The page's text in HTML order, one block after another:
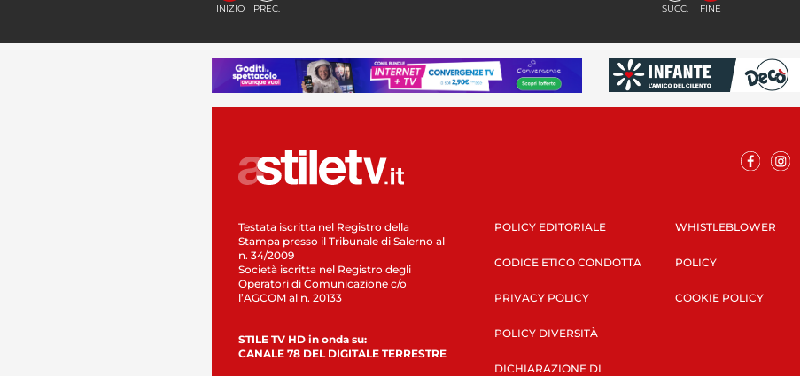
INIZIO PREC. SUCC. FINE
Testata iscritta nel Registro della
Stampa presso il Tribunale di Salerno al
n. 34/2009
Società iscritta nel Registro degli
Operatori di Comunicazione c/o
l’AGCOM al n. 20133
STILE TV HD in onda su:
CANALE 78 DEL DIGITALE TERRESTRE
POLICY EDITORIALE
CODICE ETICO CONDOTTA
PRIVACY POLICY
POLICY DIVERSITÀ
DICHIARAZIONE DI
WHISTLEBLOWER
POLICY
COOKIE POLICY